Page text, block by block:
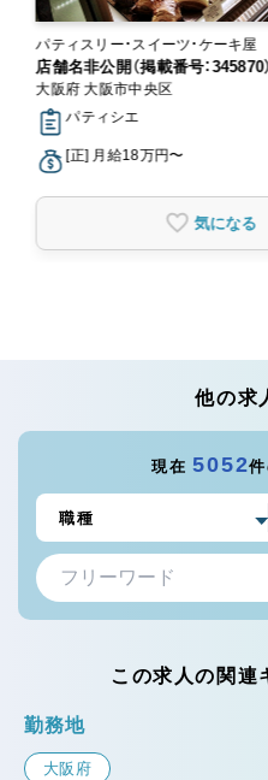
パティスリー・スイーツ・ケーキ屋
店舗名非公開（掲載番号：345870）
大阪府 大阪市中央区
パティシエ
[正] 月給18万円〜
気になる
他の求
現在5052
この求人の関連
勤務地
大阪府